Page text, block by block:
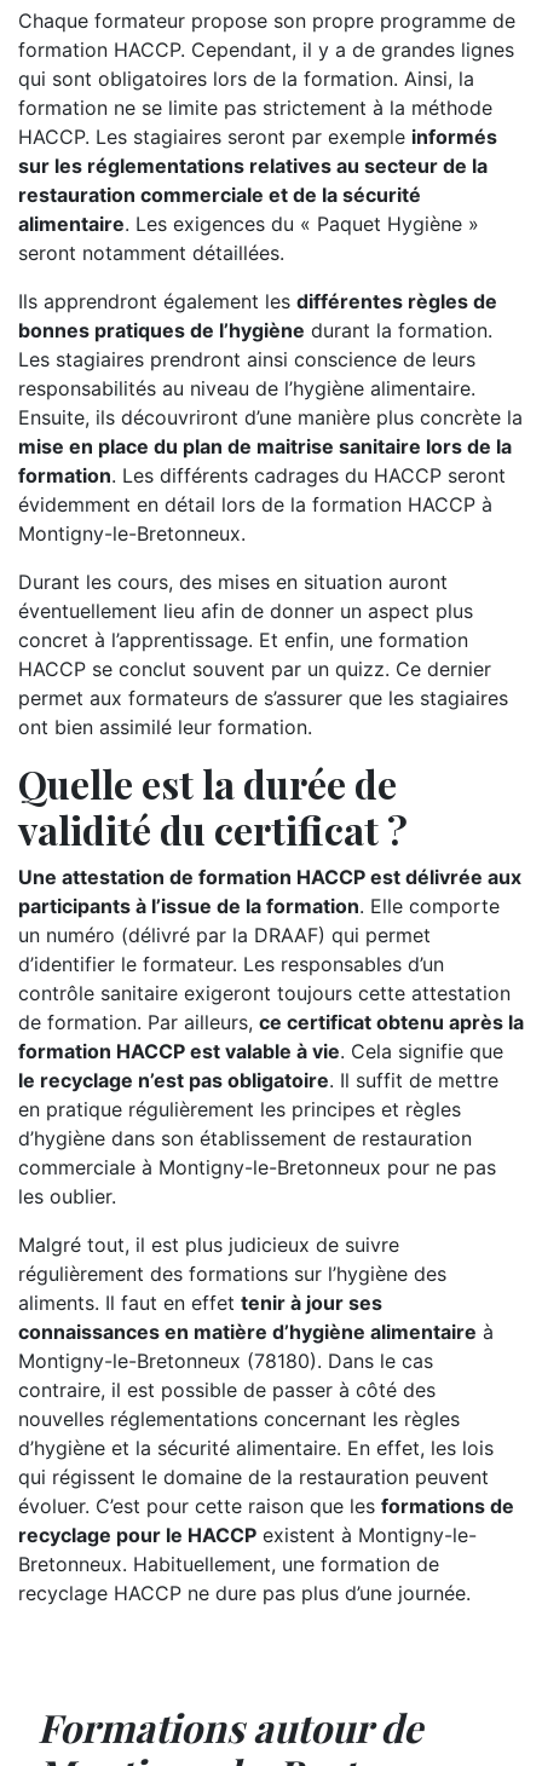
Chaque formateur propose son propre programme de
formation HACCP. Cependant, il y a de grandes lignes
qui sont obligatoires lors de la formation. Ainsi, la
formation ne se limite pas strictement à la méthode
HACCP. Les stagiaires seront par exemple informés
sur les réglementations relatives au secteur de la
restauration commerciale et de la sécurité
alimentaire. Les exigences du « Paquet Hygiène »
seront notamment détaillées.
Ils apprendront également les différentes règles de
bonnes pratiques de l’hygiène durant la formation.
Les stagiaires prendront ainsi conscience de leurs
responsabilités au niveau de l’hygiène alimentaire.
Ensuite, ils découvriront d’une manière plus concrète la
mise en place du plan de maitrise sanitaire lors de la
formation. Les différents cadrages du HACCP seront
évidemment en détail lors de la formation HACCP à
Montigny-le-Bretonneux.
Durant les cours, des mises en situation auront
éventuellement lieu afin de donner un aspect plus
concret à l’apprentissage. Et enfin, une formation
HACCP se conclut souvent par un quizz. Ce dernier
permet aux formateurs de s’assurer que les stagiaires
ont bien assimilé leur formation.
Quelle est la durée de
validité du certificat ?
Une attestation de formation HACCP est délivrée aux
participants à l’issue de la formation. Elle comporte
un numéro (délivré par la DRAAF) qui permet
d’identifier le formateur. Les responsables d’un
contrôle sanitaire exigeront toujours cette attestation
de formation. Par ailleurs, ce certificat obtenu après la
formation HACCP est valable à vie. Cela signifie que
le recyclage n’est pas obligatoire. Il suffit de mettre
en pratique régulièrement les principes et règles
d’hygiène dans son établissement de restauration
commerciale à Montigny-le-Bretonneux pour ne pas
les oublier.
Malgré tout, il est plus judicieux de suivre
régulièrement des formations sur l’hygiène des
aliments. Il faut en effet tenir à jour ses
connaissances en matière d’hygiène alimentaire à
Montigny-le-Bretonneux (78180). Dans le cas
contraire, il est possible de passer à côté des
nouvelles réglementations concernant les règles
d’hygiène et la sécurité alimentaire. En effet, les lois
qui régissent le domaine de la restauration peuvent
évoluer. C’est pour cette raison que les formations de
recyclage pour le HACCP existent à Montigny-le-
Bretonneux. Habituellement, une formation de
recyclage HACCP ne dure pas plus d’une journée.
Formations autour de